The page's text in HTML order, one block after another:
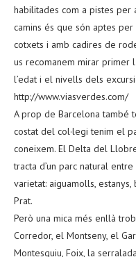
habilitades com a pistes per
camins és que són aptes
cotxets i amb cadires de
us recomanem mirar primer
l’edat i el nivells dels
http://www.viasverdes.com/
A prop de Barcelona també
costat del col·legi tenim el
coneixem. El Delta del
tracta d’un parc natural
varietat: aiguamolls,
Prat.
Però una mica més enllà
Corredor, el Montseny, el
Montesquiu, Foix, la